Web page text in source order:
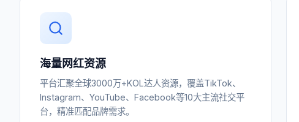
海量网红资源
平台汇聚全球3000万+KOL达人资源，覆盖TikTok、
Instagram、YouTube、Facebook等10大主流社交平
台，精准匹配品牌需求。